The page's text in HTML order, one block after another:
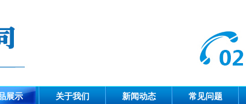
展示 关于我们 新闻动态 常见问题